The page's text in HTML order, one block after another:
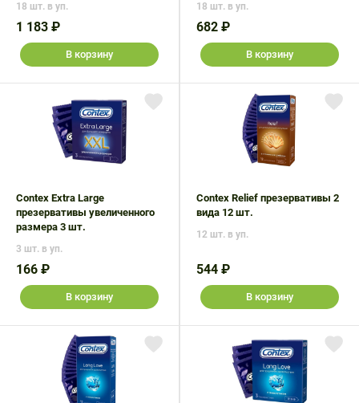
18 шт. в уп.
1 183 ₽
В корзину
18 шт. в уп.
682 ₽
В корзину
Contex Extra Large
презервативы увеличенного
размера 3 шт.
3 шт. в уп.
166 ₽
В корзину
Contex Relief презервативы 2
вида 12 шт.
12 шт. в уп.
544 ₽
В корзину